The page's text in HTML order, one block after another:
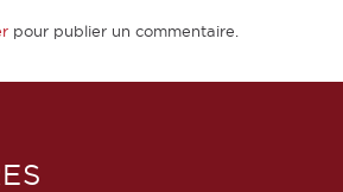
pour publier un commentaire.